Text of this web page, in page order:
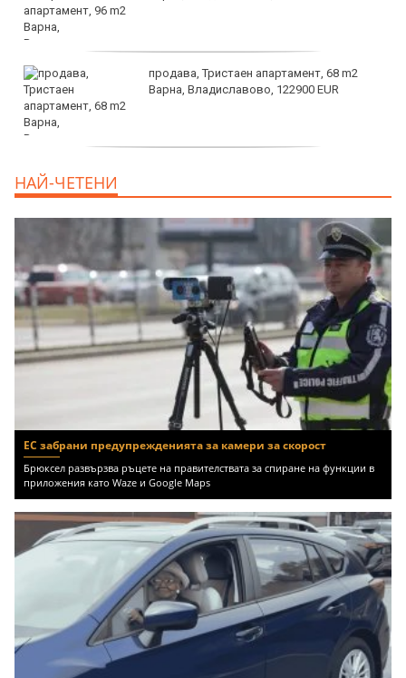
продава, Тристаен апартамент, 68 m2
Варна, Владиславово, 122900 EUR
НАЙ-ЧЕТЕНИ
ЕС забрани предупрежденията за камери за скорост
Брюксел развързва ръцете на правителствата за спиране на функции в
приложения като Waze и Google Maps